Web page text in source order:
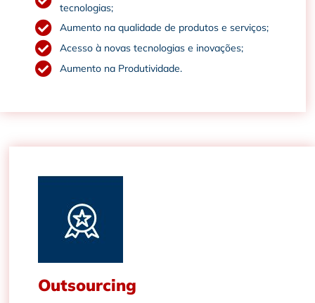
tecnologias;
Aumento na qualidade de produtos e serviços;
Acesso à novas tecnologias e inovações;
Aumento na Produtividade.
Outsourcing